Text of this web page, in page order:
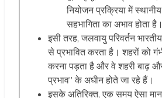
नियोजन प्रक्रिया में
सहभागिता का अभाव होता है।
इसी तरह, जलवायु परिवर्तन
से प्रभावित करता है। शहरों को
करना पड़ता है और वे शहरी बाढ़
प्रभाव” के अधीन होते जा रहे हैं।
इसके अतिरिक्त, एक समय ऐसा